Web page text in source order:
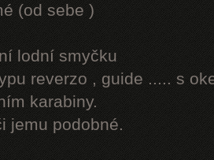
(od sebe )
lodní smyčku
reverzo , guide ..... s
karabiny.
jemu podobné.